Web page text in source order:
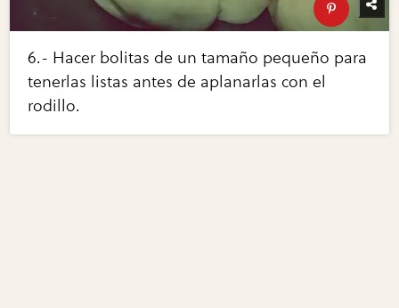
6.- Hacer bolitas de un tamaño pequeño para
tenerlas listas antes de aplanarlas con el
rodillo.